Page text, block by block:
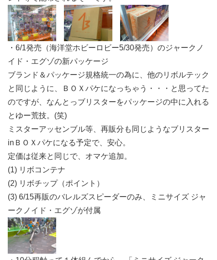
・6/1発売（海洋堂ホビーロビー5/30発売）のジャークノ
イド・エグゾの新パッケージ
ブランド＆パッケージ規格統一の為に、他のリボルテック
と同じように、ＢＯＸパケになっちゃう・・・と思ってた
のですが、なんとっブリスターをパッケージの中に入れる
とゆー荒技。(笑)
ミスターアッセンブル等、再販分も同じようなブリスター
inＢＯＸパケになる予定で、安心。
定価は従来と同じで、オマケ追加。
(1) リボコンテナ
(2) リボチップ（ポイント）
(3) 6/15再販のバレルズスピーダーのみ、ミニサイズ ジャ
ークノイド・エグゾが付属